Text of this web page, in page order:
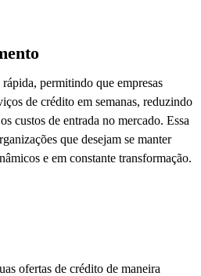
permitindo que empresas
de crédito em semanas, reduzindo
custos de entrada no mercado. Essa
que desejam se manter
e em constante transformação.
ofertas de crédito de maneira